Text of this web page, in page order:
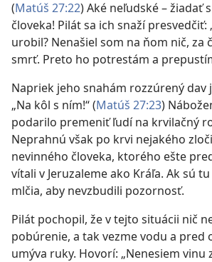
(Matúš 27:22) Aké neľudské – žiadať
človeka! Pilát sa ich snaží presvedčiť:
urobil? Nenašiel som na ňom nič, za
smrť. Preto ho potrestám a
Napriek jeho snahám rozzúrený dav
„Na kôl s ním!“ (Matúš 27:23)
podarilo premeniť ľudí na krvilačný
Neprahnú však po krvi nejakého
nevinného človeka, ktorého ešte
vítali v Jeruzaleme ako Kráľa. Ak sú
mlčia, aby nevzbudili pozornosť.
Pilát pochopil, že v tejto situácii nič
pobúrenie, a tak vezme vodu a pred
umýva ruky. Hovorí: „Nenesiem vinu